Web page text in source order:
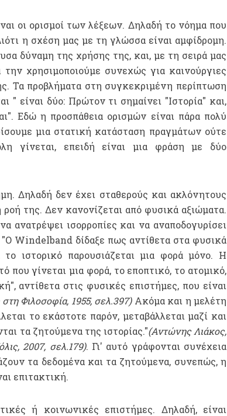
οι ορισμοί των λέξεων. Δηλαδή το νόημα που
η σχέση μας με τη γλώσσα είναι αμφίδρομη.
δύναμη της χρήσης της, και, με τη σειρά μας
χρησιμοποιούμε συνεχώς για καινούργιες
Τα προβλήματα στη συγκεκριμένη περίπτωση
" είναι δύο: Πρώτον τι σημαίνει "Ιστορία" και,
Εδώ η προσπάθεια ορισμών είναι πάρα πολύ
μια στατική κατάσταση πραγμάτων ούτε
γίνεται, επειδή είναι μια φράση με δύο
Δηλαδή δεν έχει σταθερούς και ακλόνητους
της. Δεν κανονίζεται από φυσικά αξιώματα.
ανατρέψει ισορροπίες και να αναποδογυρίσει
"Ο Windelband δίδαξε πως αντίθετα στα φυσικά
ιστορικό παρουσιάζεται μια φορά μόνο. Η
που γίνεται μια φορά, το εποπτικό, το ατομικό,
αντίθετα στις φυσικές επιστήμες, που είναι
Φιλοσοφία, 1955, σελ.397)Ακόμα και η μελέτη
το εκάστοτε παρόν, μεταβάλλεται μαζί και
τα ζητούμενα της ιστορίας."(Αντώνης Λιάκος,
2007, σελ.179). Γι' αυτό γράφονται συνέχεια
τα δεδομένα και τα ζητούμενα, συνεπώς, η
επιτακτική.
ή κοινωνικές επιστήμες. Δηλαδή, είναι